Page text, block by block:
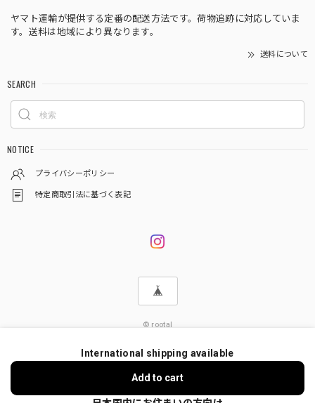
ヤマト運輸が提供する定番の配送方法です。荷物追跡に対応していま
す。送料は地域により異なります。
送料について
SEARCH
NOTICE
プライバシーポリシー
特定商取引法に基づく表記
© rootal
International shipping available
Add to cart